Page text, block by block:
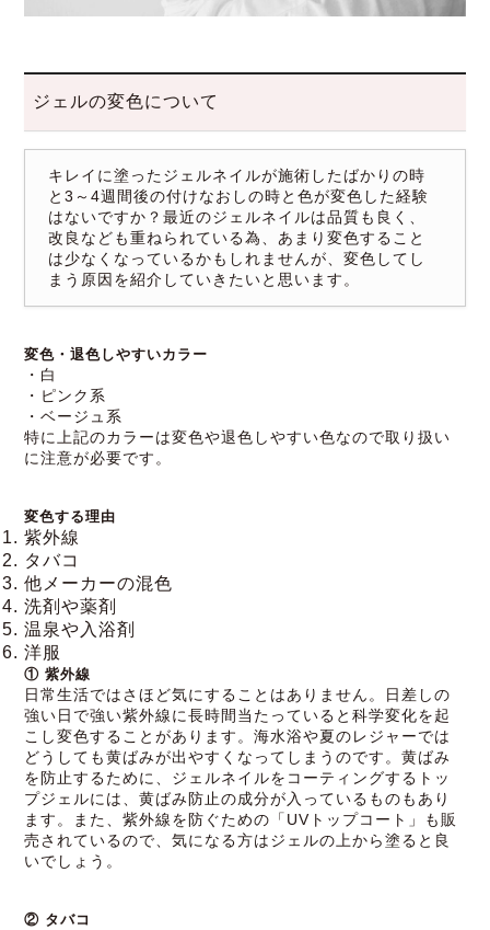
ジェルの変色について
キレイに塗ったジェルネイルが施術したばかりの時
と3～4週間後の付けなおしの時と色が変色した経験
はないですか？最近のジェルネイルは品質も良く、
改良なども重ねられている為、あまり変色すること
は少なくなっているかもしれませんが、変色してし
まう原因を紹介していきたいと思います。
変色・退色しやすいカラー
・白
・ピンク系
・ベージュ系
特に上記のカラーは変色や退色しやすい色なので取り扱い
に注意が必要です。
変色する理由
紫外線
タバコ
他メーカーの混色
洗剤や薬剤
温泉や入浴剤
洋服
① 紫外線
日常生活ではさほど気にすることはありません。日差しの
強い日で強い紫外線に長時間当たっていると科学変化を起
こし変色することがあります。海水浴や夏のレジャーでは
どうしても黄ばみが出やすくなってしまうのです。黄ばみ
を防止するために、ジェルネイルをコーティングするトッ
プジェルには、黄ばみ防止の成分が入っているものもあり
ます。また、紫外線を防ぐための「UVトップコート」も販
売されているので、気になる方はジェルの上から塗ると良
いでしょう。
② タバコ